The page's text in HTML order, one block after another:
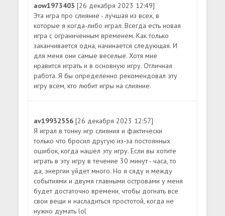
aow1973403[26 декабря 2023 12:49]
Эта игра про слияние - лучшая из всех, в
которые я когда-либо играл. Всегда есть новая
игра с ограниченным временем. Как только
заканчивается одна, начинается следующая. И
для меня они самые веселые. Хотя мне
нравится играть и в основную игру. Отличная
работа. Я бы определенно рекомендовал эту
игру всем, кто любит игры на слияние.
av19932556[26 декабря 2023 12:57]
Я играл в тонну игр слияния и фактически
только что бросил другую из-за постоянных
ошибок, когда нашел эту игру. Если вы хотите
играть в эту игру в течение 30 минут - часа, то
да, энергии уйдет много. Но я сяду и между
событиями и двумя главными островами у меня
будет достаточно времени, чтобы догнать все
свои вещи и насладиться простотой, когда не
нужно думать lol